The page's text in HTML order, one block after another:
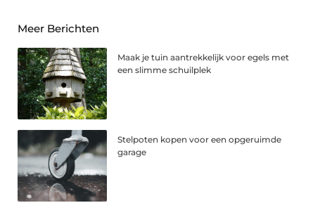
Meer Berichten
Maak je tuin aantrekkelijk voor egels met
een slimme schuilplek
Stelpoten kopen voor een opgeruimde
garage